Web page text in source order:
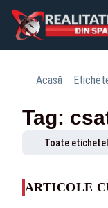
Acasă
Tag:
Toate
ARTICOLE